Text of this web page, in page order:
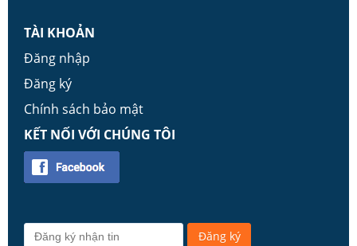
TÀI KHOẢN
Đăng nhập
Đăng ký
Chính sách bảo mật
KẾT NỐI VỚI CHÚNG TÔI